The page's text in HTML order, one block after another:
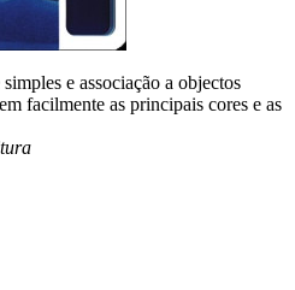
e associação a objectos
facilmente as principais cores e as